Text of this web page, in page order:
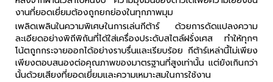
งานที่ยอดเยี่ยมต้องถูกยกย่องในทุกภาพมุม
เพลิดเพลินในความพิเศษในการเล่นกีต้าร์ ด้วยการดัดแปลงความ
ละเอียดอย่างพิถีพิถันที่ได้ใส่เครื่องประดับสไตล์ฝรั่งเศส ทำให้ทุกๆ
โน้ตถูกกระจายออกได้อย่างราบรื่นและเรียบร้อย กีต้าร์เหล่านี้ไม่เพียง
เพียงตอบสนองต่อคุณภาพของมาตรฐานที่สูงเท่านั้น แต่ยังเกินกว่า
นั้นด้วยเสียงที่ยอดเยี่ยมและความเหมาะสมในการใช้งาน